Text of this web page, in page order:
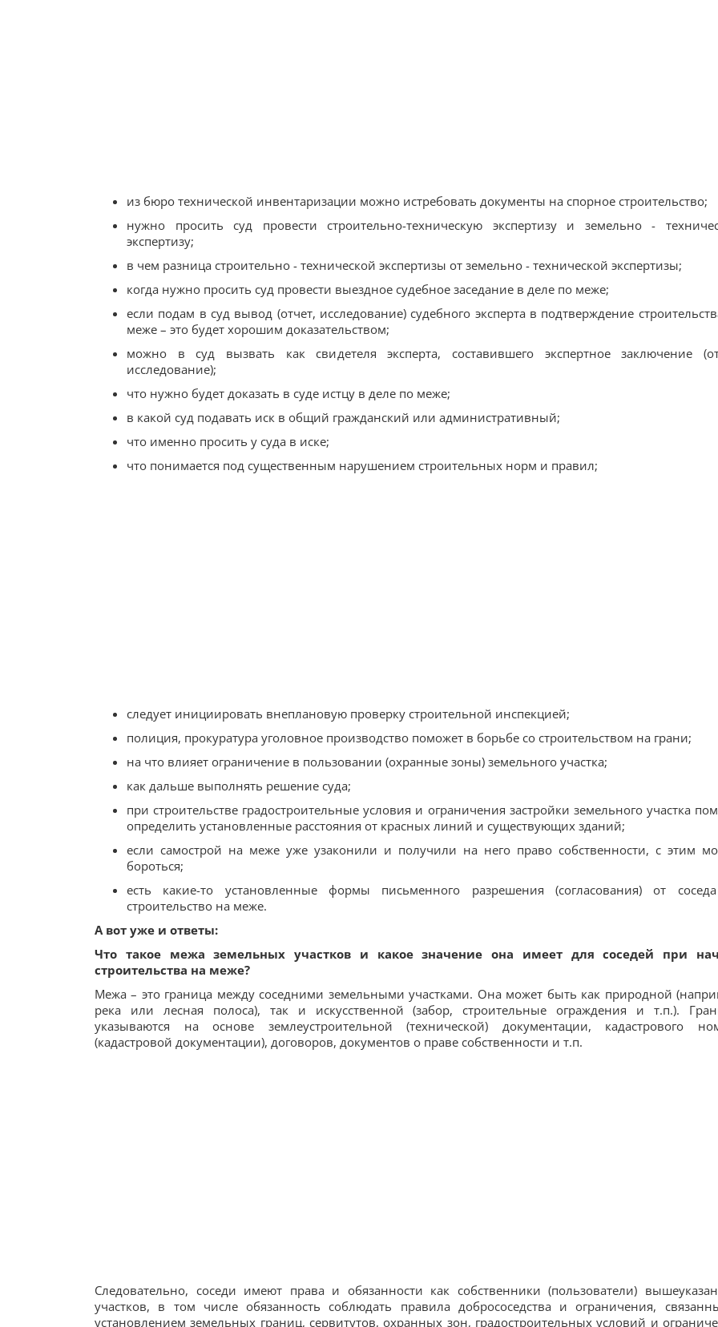
из бюро технической инвентаризации можно истребовать документы на спорное строительство;
нужно просить суд провести строительно-техническую экспертизу и земельно -
экспертизу;
в чем разница строительно - технической экспертизы от земельно - технической экспертизы;
когда нужно просить суд провести выездное судебное заседание в деле по меже;
если подам в суд вывод (отчет, исследование) судебного эксперта в подтверждение
меже – это будет хорошим доказательством;
можно в суд вызвать как свидетеля эксперта, составившего экспертное заключение
исследование);
что нужно будет доказать в суде истцу в деле по меже;
в какой суд подавать иск в общий гражданский или административный;
что именно просить у суда в иске;
что понимается под существенным нарушением строительных норм и правил;
следует инициировать внеплановую проверку строительной инспекцией;
полиция, прокуратура уголовное производство поможет в борьбе со строительством на грани;
на что влияет ограничение в пользовании (охранные зоны) земельного участка;
как дальше выполнять решение суда;
при строительстве градостроительные условия и ограничения застройки земельного участка
определить установленные расстояния от красных линий и существующих зданий;
если самострой на меже уже узаконили и получили на него право собственности, с этим
бороться;
есть какие-то установленные формы письменного разрешения (согласования) от
строительство на меже.
А вот уже и ответы:
Что такое межа земельных участков и какое значение она имеет для соседей при
строительства на меже?
Межа – это граница между соседними земельными участками. Она может быть как природной
река или лесная полоса), так и искусственной (забор, строительные ограждения и т.п.).
указываются на основе землеустроительной (технической) документации, кадастрового
(кадастровой документации), договоров, документов о праве собственности и т.п.
Следовательно, соседи имеют права и обязанности как собственники (пользователи)
участков, в том числе обязанность соблюдать правила добрососедства и ограничения,
установлением земельных границ, сервитутов, охранных зон, градостроительных условий и